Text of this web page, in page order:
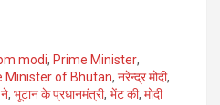
modi, Prime Minister,
Minister of Bhutan, नरेन्द्र मोदी,
ने, भूटान के प्रधानमंत्री, भेंट की, मोदी